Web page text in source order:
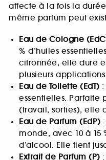
affecte à la fois la
même parfum peut
Eau de Cologne
% d’huiles
citronnée, elle dure
plusieurs
Eau de Toilette (EdT)
essentielles. Parfaite
(travail, sorties), elle
Eau de Parfum (EdP)
monde, avec 10 à 15
d’alcool. Elle tient
Extrait de Parfum (P)